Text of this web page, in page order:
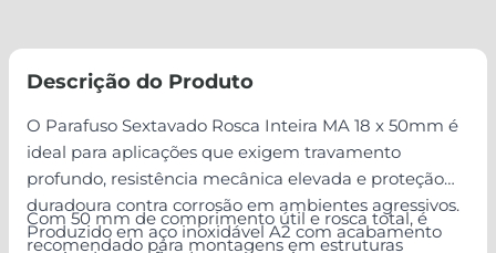
Descrição do Produto
O Parafuso Sextavado Rosca Inteira MA 18 x 50mm é
ideal para aplicações que exigem travamento
profundo, resistência mecânica elevada e proteção
duradoura contra corrosão em ambientes agressivos.
Produzido em aço inoxidável A2 com acabamento
Com 50 mm de comprimento útil e rosca total, é
recomendado para montagens em estruturas